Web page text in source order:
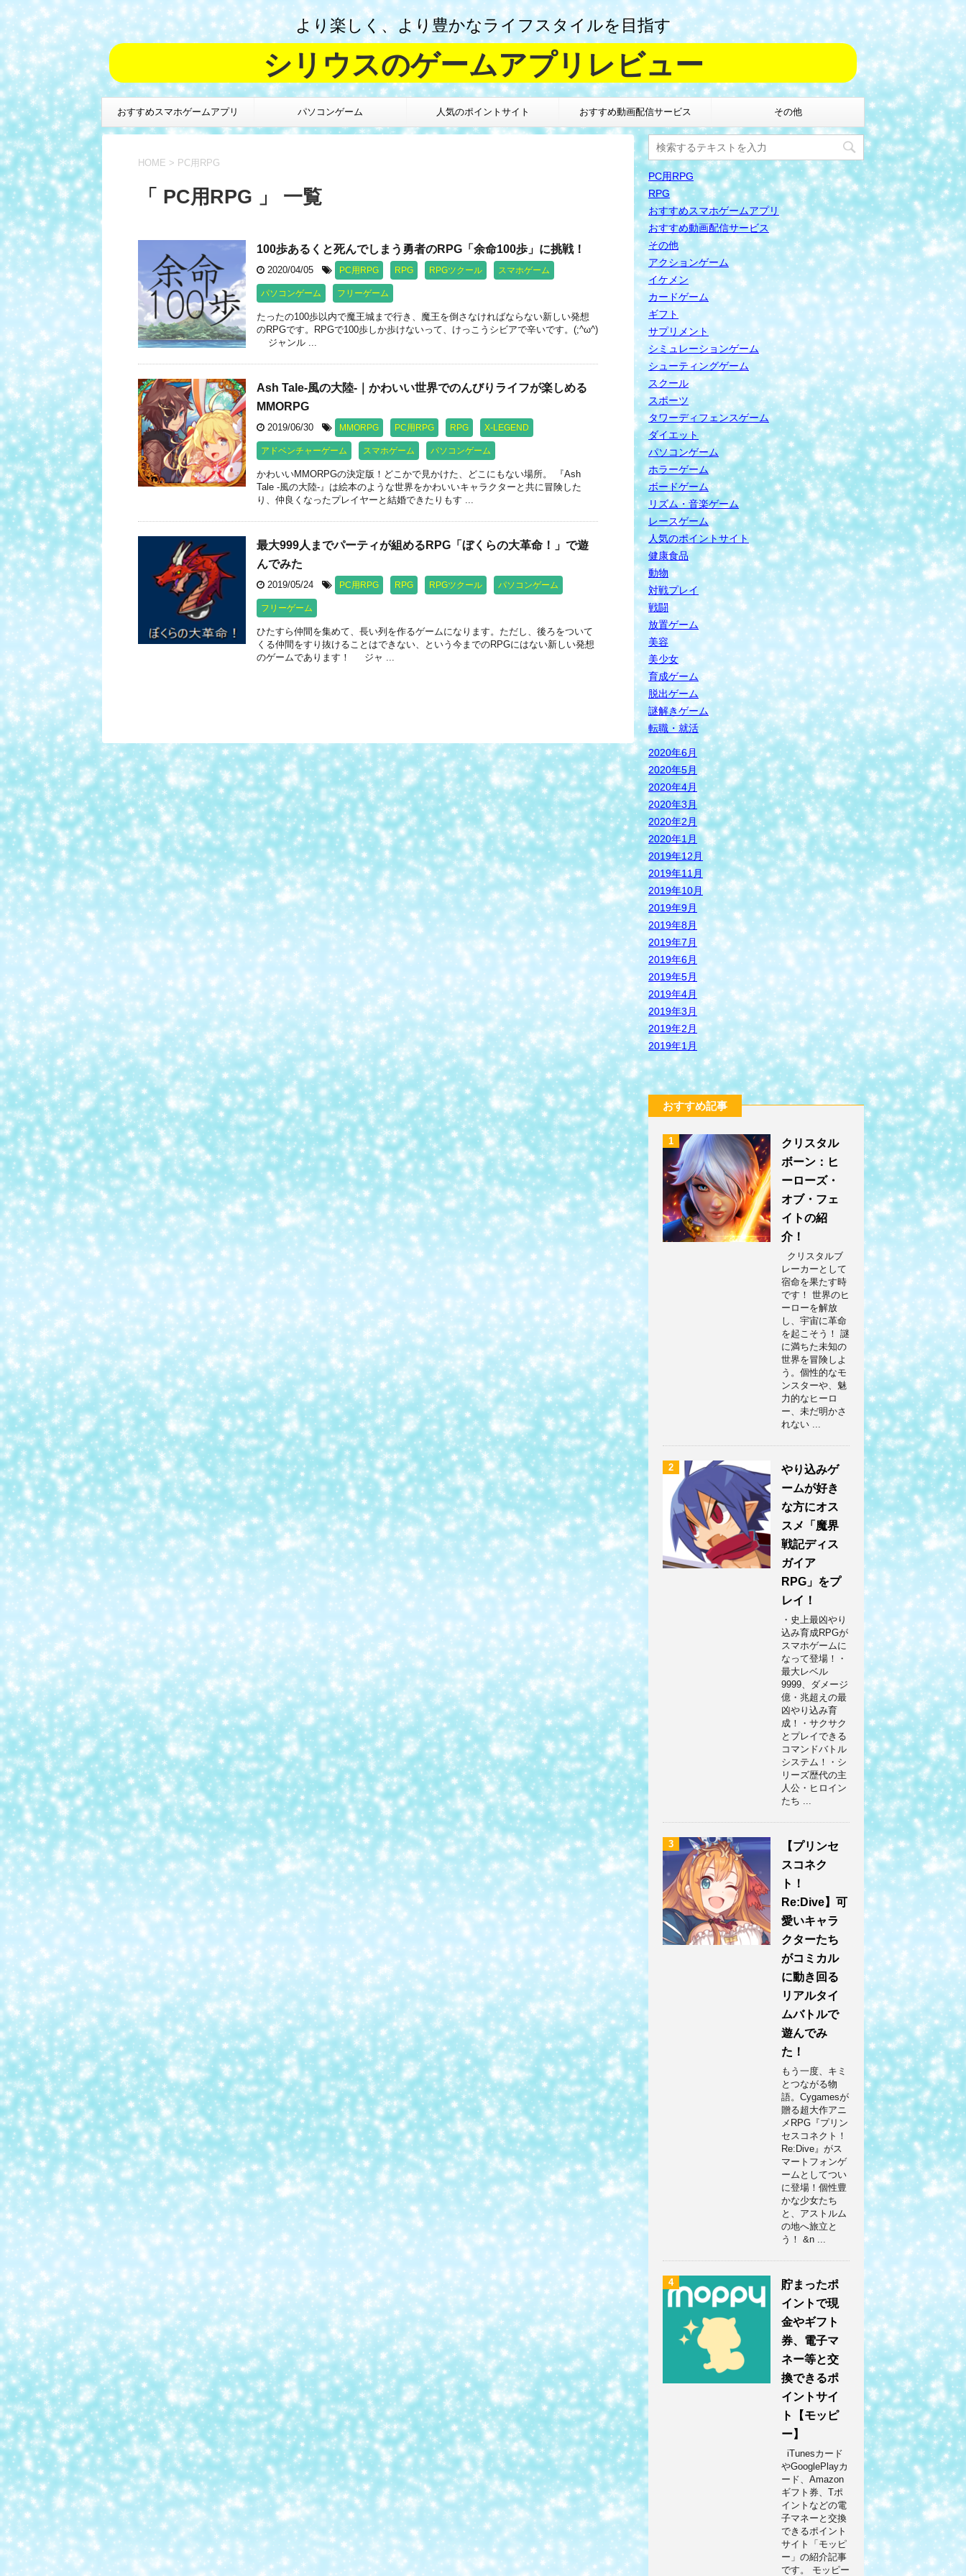
より楽しく、より豊かなライフスタイルを目指す
シリウスのゲームアプリレビュー
おすすめスマホゲームアプリ パソコンゲーム 人気のポイントサイト おすすめ動画配信サービス その他
HOME > PC用RPG
「 PC用RPG 」 一覧
100歩あるくと死んでしまう勇者のRPG「余命100歩」に挑戦！
2020/04/05 PC用RPG RPG RPGツクール スマホゲーム
パソコンゲーム フリーゲーム
たったの100歩以内で魔王城まで行き、魔王を倒さなければならない新しい発想
のRPGです。RPGで100歩しか歩けないって、けっこうシビアで辛いです。(;^ω^)
ジャンル ...
Ash Tale-風の大陸-｜かわいい世界でのんびりライフが楽しめる
MMORPG
2019/06/30 MMORPG PC用RPG RPG X-LEGEND
アドベンチャーゲーム スマホゲーム パソコンゲーム
かわいいMMORPGの決定版！どこかで見かけた、どこにもない場所。 『Ash
Tale -風の大陸-』は絵本のような世界をかわいいキャラクターと共に冒険した
り、仲良くなったプレイヤーと結婚できたりもす ...
最大999人までパーティが組めるRPG「ぼくらの大革命！」で遊
んでみた
2019/05/24 PC用RPG RPG RPGツクール パソコンゲーム
フリーゲーム
ひたすら仲間を集めて、長い列を作るゲームになります。ただし、後ろをついて
くる仲間をすり抜けることはできない、という今までのRPGにはない新しい発想
のゲームであります！ ジャ ...
PC用RPG
RPG
おすすめスマホゲームアプリ
おすすめ動画配信サービス
その他
アクションゲーム
イケメン
カードゲーム
ギフト
サプリメント
シミュレーションゲーム
シューティングゲーム
スクール
スポーツ
タワーディフェンスゲーム
ダイエット
パソコンゲーム
ホラーゲーム
ボードゲーム
リズム・音楽ゲーム
レースゲーム
人気のポイントサイト
健康食品
動物
対戦プレイ
戦闘
放置ゲーム
美容
美少女
育成ゲーム
脱出ゲーム
謎解きゲーム
転職・就活
2020年6月
2020年5月
2020年4月
2020年3月
2020年2月
2020年1月
2019年12月
2019年11月
2019年10月
2019年9月
2019年8月
2019年7月
2019年6月
2019年5月
2019年4月
2019年3月
2019年2月
2019年1月
おすすめ記事
1
クリスタル
ボーン：ヒ
ーローズ・
オブ・フェ
イトの紹
介！
クリスタルブ
レーカーとして
宿命を果たす時
です！ 世界のヒ
ーローを解放
し、宇宙に革命
を起こそう！ 謎
に満ちた未知の
世界を冒険しよ
う。個性的なモ
ンスターや、魅
力的なヒーロ
ー、未だ明かさ
れない ...
2
やり込みゲ
ームが好き
な方にオス
スメ「魔界
戦記ディス
ガイア
RPG」をプ
レイ！
・史上最凶やり
込み育成RPGが
スマホゲームに
なって登場！・
最大レベル
9999、ダメージ
億・兆超えの最
凶やり込み育
成！・サクサク
とプレイできる
コマンドバトル
システム！・シ
リーズ歴代の主
人公・ヒロイン
たち ...
3
【プリンセ
スコネク
ト！
Re:Dive】可
愛いキャラ
クターたち
がコミカル
に動き回る
リアルタイ
ムバトルで
遊んでみ
た！
もう一度、キミ
とつながる物
語。Cygamesが
贈る超大作アニ
メRPG『プリン
セスコネクト！
Re:Dive』がス
マートフォンゲ
ームとしてつい
に登場！個性豊
かな少女たち
と、アストルム
の地へ旅立と
う！ &n ...
4
貯まったポ
イントで現
金やギフト
券、電子マ
ネー等と交
換できるポ
イントサイ
ト【モッピ
ー】
iTunesカード
やGooglePlayカ
ード、Amazon
ギフト券、Tポ
イントなどの電
子マネーと交換
できるポイント
サイト「モッピ
ー」の紹介記事
です。 モッピー